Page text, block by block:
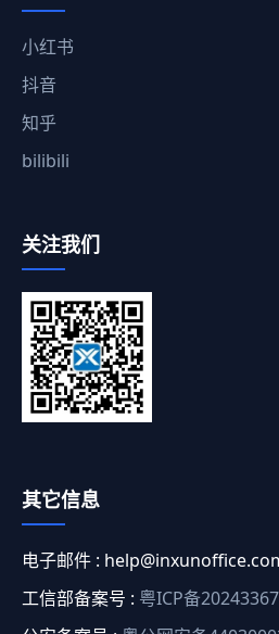
小红书
抖音
知乎
bilibili
关注我们
其它信息
电子邮件 :
工信部备案号 : 粤ICP备